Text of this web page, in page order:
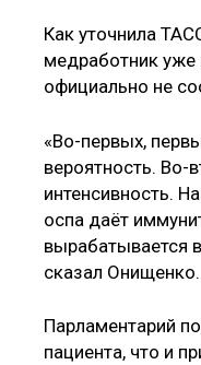
Как уточнила
медработник уже
официально не
«Во-первых,
вероятность. Во-
интенсивность.
оспа даёт
вырабатывается
сказал Онищенко.
Парламентарий
пациента, что и